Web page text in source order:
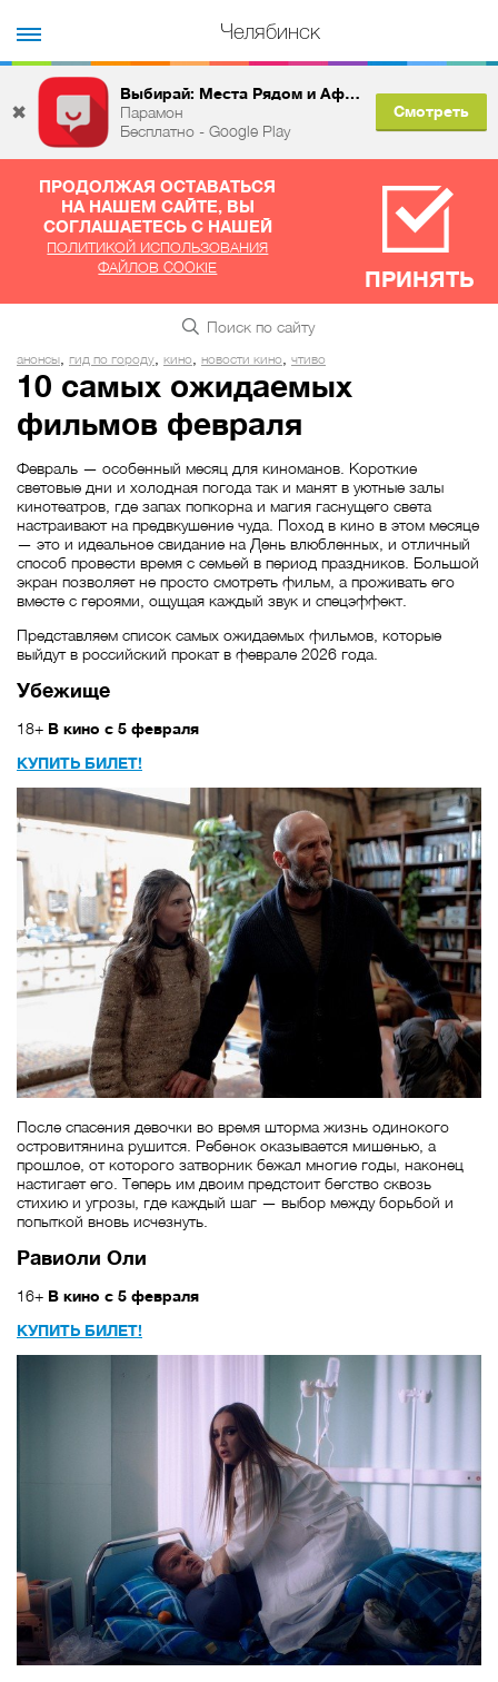
✖
Выбирай: Места Рядом и Афиша
Парамон
Бесплатно - Google Play
Смотреть
ПРОДОЛЖАЯ ОСТАВАТЬСЯ
НА НАШЕМ САЙТЕ, ВЫ
СОГЛАШАЕТЕСЬ С НАШЕЙ
ПОЛИТИКОЙ ИСПОЛЬЗОВАНИЯ
ФАЙЛОВ COOKIE
ПРИНЯТЬ
Челябинск
анонсы гид по городу кино новости кино чтиво
10 самых ожидаемых
фильмов февраля
Февраль — особенный месяц для киноманов. Короткие
световые дни и холодная погода так и манят в уютные залы
кинотеатров, где запах попкорна и магия гаснущего света
настраивают на предвкушение чуда. Поход в кино в этом месяце
— это и идеальное свидание на День влюбленных, и отличный
способ провести время с семьей в период праздников. Большой
экран позволяет не просто смотреть фильм, а проживать его
вместе с героями, ощущая каждый звук и спецэффект.
Представляем список самых ожидаемых фильмов, которые
выйдут в российский прокат в феврале 2026 года.
Убежище
18+ В кино с 5 февраля
КУПИТЬ БИЛЕТ!
После спасения девочки во время шторма жизнь одинокого
островитянина рушится. Ребенок оказывается мишенью, а
прошлое, от которого затворник бежал многие годы, наконец
настигает его. Теперь им двоим предстоит бегство сквозь
стихию и угрозы, где каждый шаг — выбор между борьбой и
попыткой вновь исчезнуть.
Равиоли Оли
16+ В кино с 5 февраля
КУПИТЬ БИЛЕТ!